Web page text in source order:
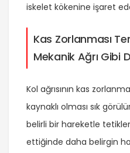
iskelet kökenine işaret
Kas Zorlanması
Mekanik Ağrı Gibi
Kol ağrısının kas
kaynaklı olması sık
belirli bir hareketle
ettiğinde daha belirgin